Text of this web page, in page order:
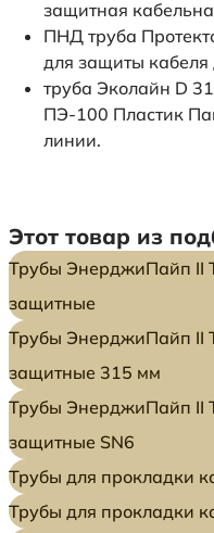
защитная
ПНД труба
для защиты кабеля
труба Эколайн D
ПЭ-100 Пластик
линии.
Этот товар из
Трубы ЭнерджиПайп II
защитные
Трубы ЭнерджиПайп II
защитные 315 мм
Трубы ЭнерджиПайп II
защитные SN6
Трубы для прокладки
Трубы для прокладки